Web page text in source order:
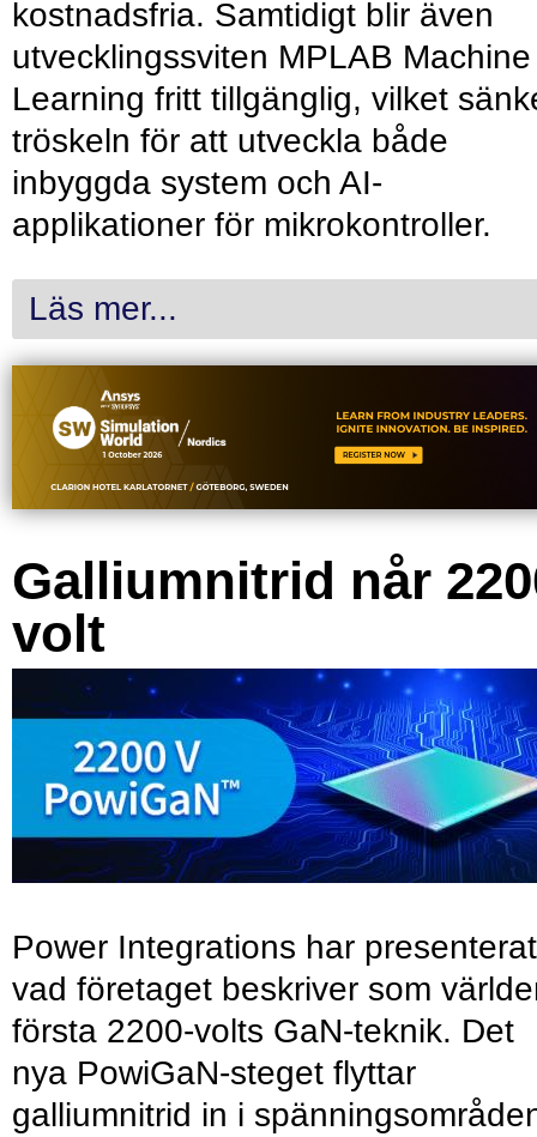
kostnadsfria. Samtidigt blir även
utvecklingssviten MPLAB Machine
Learning fritt tillgänglig, vilket
tröskeln för att utveckla både
inbyggda system och AI-
applikationer för mikrokontroller.
Läs mer...
Galliumnitrid når
volt
Power Integrations har presenterat
vad företaget beskriver som
första 2200-volts GaN-teknik. Det
nya PowiGaN-steget flyttar
galliumnitrid in i